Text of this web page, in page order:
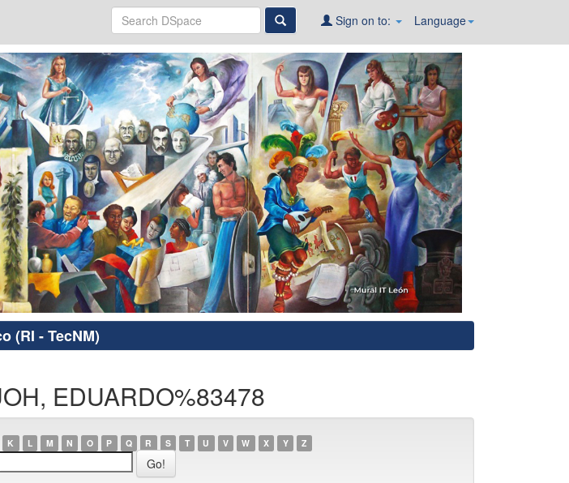
Language
Sign on to:
(RI - TecNM)
EDUARDO%83478
K L M N O P Q R S T U V W X Y Z